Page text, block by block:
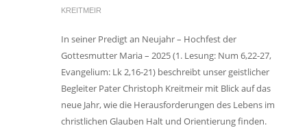
KREITMEIR
In seiner Predigt an Neujahr – Hochfest der
Gottesmutter Maria – 2025 (1. Lesung: Num 6,22-27,
Evangelium: Lk 2,16-21) beschreibt unser geistlicher
Begleiter Pater Christoph Kreitmeir mit Blick auf das
neue Jahr, wie die Herausforderungen des Lebens im
christlichen Glauben Halt und Orientierung finden.